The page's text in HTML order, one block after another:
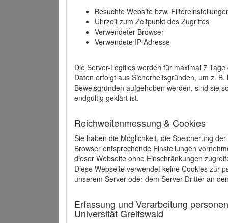
Besuchte Website bzw.
Uhrzeit zum Zeitpunkt des Zugriffes
Verwendeter Browser
Verwendete IP-Adresse
Die Server-Logfiles werden für maximal 7
Daten erfolgt aus Sicherheitsgründen, um z.
Beweisgründen aufgehoben werden, sind sie
endgültig geklärt ist.
Reichweitenmessung & Cookies
Sie haben die Möglichkeit, die Speicherung
Browser entsprechende Einstellungen
dieser Webseite ohne Einschränkungen
Diese Webseite verwendet keine Cookies zur
unserem Server oder dem Server Dritter an
Erfassung und Verarbeitung
Universität Greifswald